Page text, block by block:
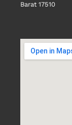
Barat 17510